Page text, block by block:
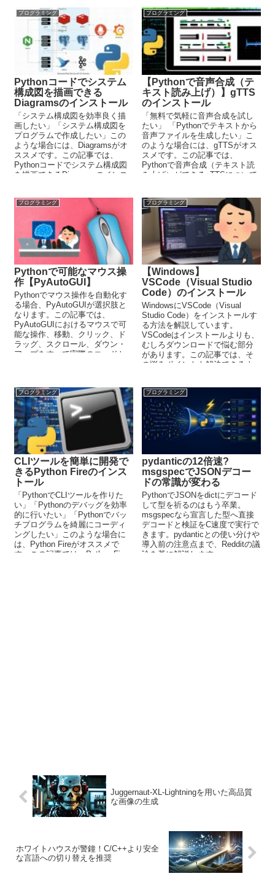
プログラミング
Pythonコードでシステム
構成図を描画できる
Diagramsのインストール
「システム構成図を効率良く描
画したい」「システム構成図を
プログラムで作成したい」この
ような場合には、Diagramsがオ
ススメです。この記事では、
Pythonコードでシステム構成図
を描画できるDiagramsのインス
プログラミング
【Pythonで音声合成（テ
キスト読み上げ）】gTTS
のインストール
「無料で気軽に音声合成を試し
たい」 「Pythonでテキストから
音声ファイルを生成したい」こ
のような場合には、gTTSがオス
スメです。この記事では、
Pythonで音声合成（テキスト読
み上げ）ができるgTTSについて
プログラミング
Pythonで可能なマウス操
作【PyAutoGUI】
Pythonでマウス操作を自動化す
る場合、PyAutoGUIが選択肢と
なります。この記事では、
PyAutoGUIにおけるマウスで可
能な操作、移動、クリック、ド
ラッグ、スクロール、ダウン・
アップをすべて実際のコードと
プログラミング
【Windows】
VSCode（Visual Studio
Code）のインストール
WindowsにVSCode（Visual
Studio Code）をインストールす
る方法を解説しています。
VSCodeはインストールよりも、
むしろダウンロードで悩む部分
があります。この記事では、そ
の悩みポイントも解決できるよ
プログラミング
CLIツールを簡単に開発で
きるPython Fireのインス
トール
「PythonでCLIツールを作りた
い」「Pythonのデバッグを効率
的に行いたい」「Pythonでバッ
チプログラムを綺麗にコーディ
ングしたい」このような場合に
は、Python Fireがオススメで
す。この記事では、Python Fire
プログラミング
pydanticの12倍速?
msgspecでJSONデコー
ドの常識が変わる
PythonでJSONをdictにデコード
して型を祈るのはもう卒業。
msgspecなら宣言した型へ直接
デコードと検証をC速度で実行で
きます。pydanticとの使い分けや
導入前の注意点まで、Redditの議
論を基に解説します。
Juggernaut-XL-Lightningを用いた高品質
な画像の生成
ホワイトハウスが警鐘！C/C++より安全
な言語への切り替えを推奨